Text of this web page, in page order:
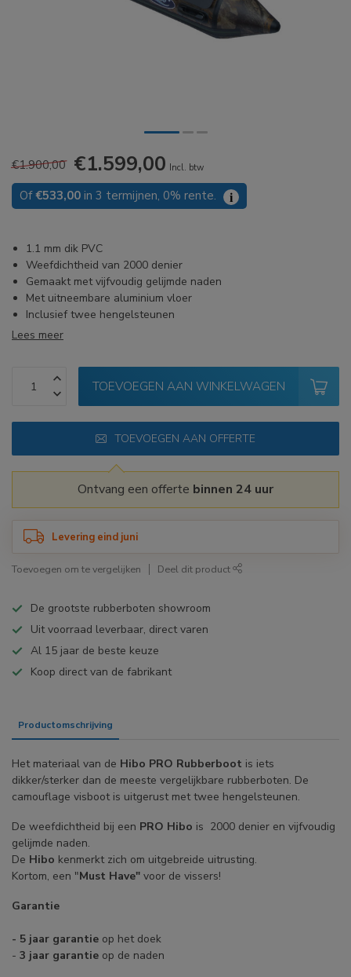
€1.900,00 €1.599,00 Incl. btw
Of€533,00 in 3 termijnen, 0% rente. i
1.1 mm dik PVC
Weefdichtheid van 2000 denier
Gemaakt met vijfvoudig gelijmde naden
Met uitneembare aluminium vloer
Inclusief twee hengelsteunen
Lees meer
TOEVOEGEN AAN WINKELWAGEN
TOEVOEGEN AAN OFFERTE
Ontvang een offerte binnen 24 uur
Levering eind juni
Toevoegen om te vergelijken Deel dit product
De grootste rubberboten showroom
Uit voorraad leverbaar, direct varen
Al 15 jaar de beste keuze
Koop direct van de fabrikant
Productomschrijving
Het materiaal van de Hibo PRO Rubberboot is iets
dikker/sterker dan de meeste vergelijkbare rubberboten. De
camouflage visboot is uitgerust met twee hengelsteunen.
De weefdichtheid bij een PRO Hibo is 2000 denier en vijfvoudig
gelijmde naden.
De Hibo kenmerkt zich om uitgebreide uitrusting.
Kortom, een "Must Have" voor de vissers!
Garantie
- 5 jaar garantie op het doek
- 3 jaar garantie op de naden